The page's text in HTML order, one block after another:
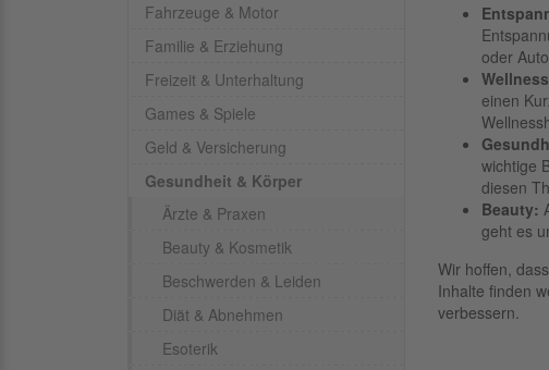
Fahrzeuge & Motor
Familie & Erziehung
Freizeit & Unterhaltung
Games & Spiele
Geld & Versicherung
Gesundheit & Körper
Ärzte & Praxen
Beauty & Kosmetik
Beschwerden & Leiden
Diät & Abnehmen
Esoterik
oder
einen
wichtige
diesen
Beauty:
geht es
Wir hoffen,
Inhalte finden
verbessern.